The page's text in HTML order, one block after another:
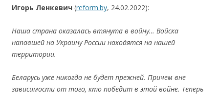
Игорь Ленкевич (reform.by, 24.02.2022):
Наша страна оказалась втянута в войну… Войска
напавшей на Украину России находятся на нашей
территории.
Беларусь уже никогда не будет прежней. Причем вне
зависимости от того, кто победит в этой войне. Теперь